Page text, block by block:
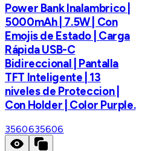
Power Bank Inalambrico |
5000mAh | 7.5W | Con
Emojis de Estado | Carga
Rápida USB-C
Bidireccional | Pantalla
TFT Inteligente | 13
niveles de Proteccion |
Con Holder | Color Purple.
3560635606